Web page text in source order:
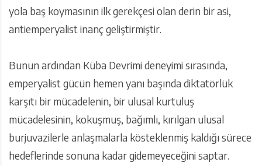
yola baş koymasının ilk gerekçesi olan derin bir asi,
antiemperyalist inanç geliştirmiştir.
Bunun ardından Küba Devrimi deneyimi sırasında,
emperyalist gücün hemen yanı başında diktatörlük
karşıtı bir mücadelenin, bir ulusal kurtuluş
mücadelesinin, kokuşmuş, bağımlı, kırılgan ulusal
burjuvazilerle anlaşmalarla kösteklenmiş kaldığı sürece
hedeflerinde sonuna kadar gidemeyeceğini saptar.